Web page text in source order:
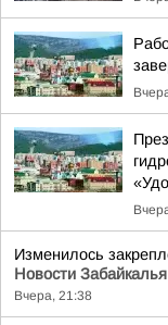
Изменилось
Новости Забайкалья
Вчера, 21:38